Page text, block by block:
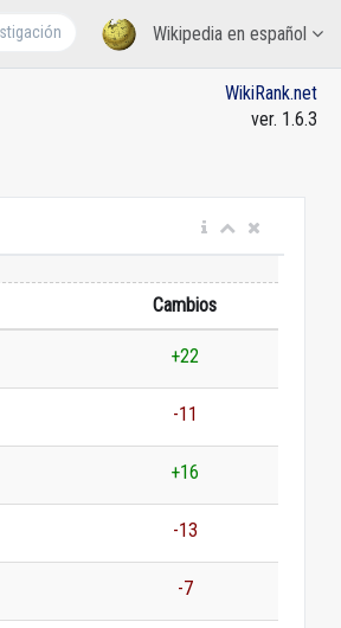
Wikipedia en español
WikiRank.net
ver. 1.6.3
Cambios
+22
-11
+16
-13
-7